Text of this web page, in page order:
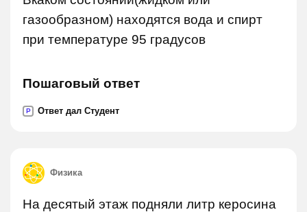
газообразном) находятся вода и спирт
при температуре 95 градусов
Пошаговый ответ
P Ответ дал Студент
Физика
На десятый этаж подняли литр керосина